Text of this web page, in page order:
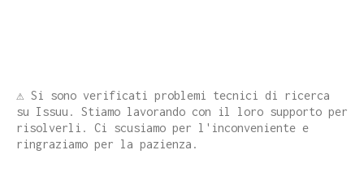
⚠️ Si sono verificati problemi tecnici di ricerca
su Issuu. Stiamo lavorando con il loro supporto per
risolverli. Ci scusiamo per l'inconveniente e
ringraziamo per la pazienza.